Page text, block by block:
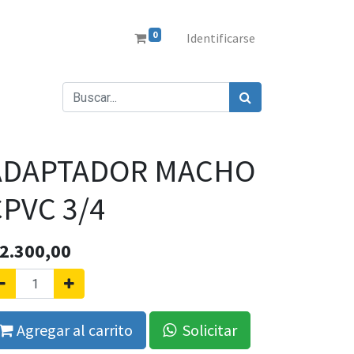
0 Identificarse
MACHO
3/4
2.300,00
Agregar al carrito Solicitar